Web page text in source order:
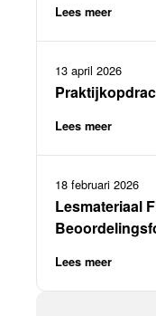
Lees meer
13 april 2026
Lees meer
18 februari 2026
Lesmateriaal
Lees meer